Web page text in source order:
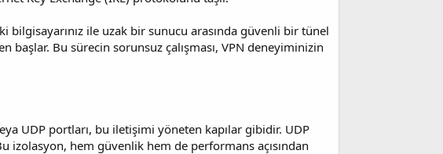
bilgisayarınız ile uzak bir sunucu arasında güvenli bir tünel
Bu sürecin sorunsuz çalışması, VPN deneyiminizin
UDP portları, bu iletişimi yöneten kapılar gibidir. UDP
izolasyon, hem güvenlik hem de performans açısından